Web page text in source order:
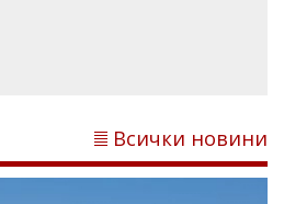
Всички новини